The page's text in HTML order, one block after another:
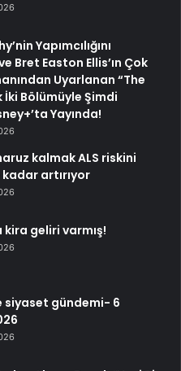
Yapımcılığını
Bret Easton Ellis’ın Çok
Uyarlanan “The
İki Bölümüyle Şimdi
Yayında!
kalmak ALS riskini
kadar artırıyor
geliri varmış!
siyaset gündemi- 6